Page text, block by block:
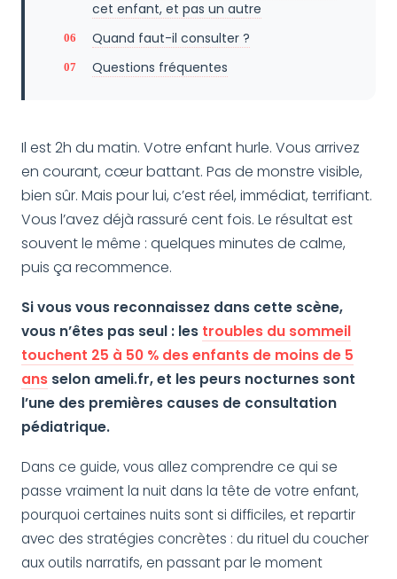
cet enfant, et pas un autre
Quand faut-il consulter ?
Questions fréquentes
Il est 2h du matin. Votre enfant hurle. Vous arrivez
en courant, cœur battant. Pas de monstre visible,
bien sûr. Mais pour lui, c’est réel, immédiat, terrifiant.
Vous l’avez déjà rassuré cent fois. Le résultat est
souvent le même : quelques minutes de calme,
puis ça recommence.
Si vous vous reconnaissez dans cette scène,
vous n’êtes pas seul : les troubles du sommeil
touchent 25 à 50 % des enfants de moins de 5
ans selon ameli.fr, et les peurs nocturnes sont
l’une des premières causes de consultation
pédiatrique.
Dans ce guide, vous allez comprendre ce qui se
passe vraiment la nuit dans la tête de votre enfant,
pourquoi certaines nuits sont si difficiles, et repartir
avec des stratégies concrètes : du rituel du coucher
aux outils narratifs, en passant par le moment